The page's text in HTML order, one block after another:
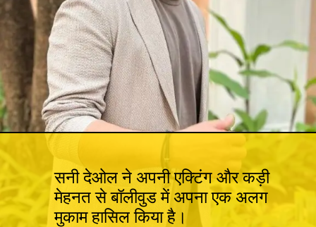
सनी देओल ने अपनी एक्टिंग और कड़ी
मेहनत से बॉलीवुड में अपना एक अलग
मुकाम हासिल किया है।